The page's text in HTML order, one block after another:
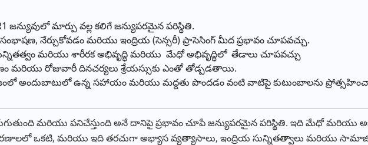
జన్యువులో మార్పు వల్ల కలిగే జన్యుపరమైన పరిస్థితి.
నేర్చుకోవడం మరియు ఇంద్రియ (సెన్సరీ) ప్రాసెసింగ్ మీద ప్రభావం చూపవచ్చు.
సున్నితత్వం మరియు శారీరక అభివృద్ధి మరియు మేధో అభివృద్ధిలో తేడాలు చూపవచ్చు
మరియు రోజువారీ దినచర్యలు శ్రేయస్సుకు ఎంతో తోడ్పడతాయి.
అందుబాటులో ఉన్న సహాయం మరియు మద్దతు పొందడం వంటి వాటిపై కుటుంబాలను
మరియు పనిచేస్తుంది అనే దానిపై ప్రభావం చూపే జన్యుపరమైన పరిస్థితి. ఇది మేధో మరియు
ఒకటి, మరియు ఇది తరచుగా అభ్యాస వ్యత్యాసాలు, ఇంద్రియ సున్నితత్వాలు మరియు